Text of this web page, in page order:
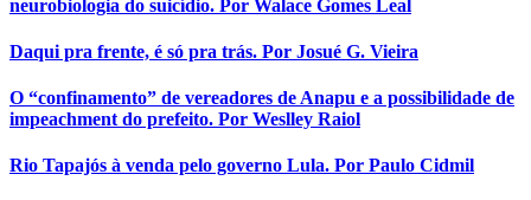
neurobiologia do suicídio. Por Walace Gomes Leal
Daqui pra frente, é só pra trás. Por Josué G. Vieira
O “confinamento” de vereadores de Anapu e a possibilidade de
impeachment do prefeito. Por Weslley Raiol
Rio Tapajós à venda pelo governo Lula. Por Paulo Cidmil